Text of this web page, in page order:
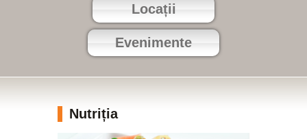
Locații
Evenimente
Nutriția